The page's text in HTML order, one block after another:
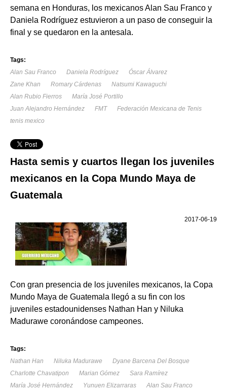
semana en Honduras, los mexicanos Alan Sau Franco y
Daniela Rodríguez estuvieron a un paso de conseguir la
final y se quedaron en la antesala.
Tags:
Alan Sau Franco
Daniela Rodríguez
Óscar Álvarez
Zane Khan
Romary Cárdenas
Natsumi Kawaguchi
Alan Rubio Fierros
María José Portillo
Juan Alejandro Hernández
FMT
Federación Mexicana de Tenis
tenis mexico
Hasta semis y cuartos llegan los juveniles
mexicanos en la Copa Mundo Maya de
Guatemala
2017-06-19
Con gran presencia de los juveniles mexicanos, la Copa
Mundo Maya de Guatemala llegó a su fin con los
juveniles estadounidenses Nathan Han y Niluka
Madurawe coronándose campeones.
Tags:
Nathan Han
Niluka Madurawe
Dyane Barcena Del Bosque
Charlotte Chavatipon
Marian Gómez
Sara Ramírez
María José Hernández
Yunuen Elizarraras
Alan Sau Franco